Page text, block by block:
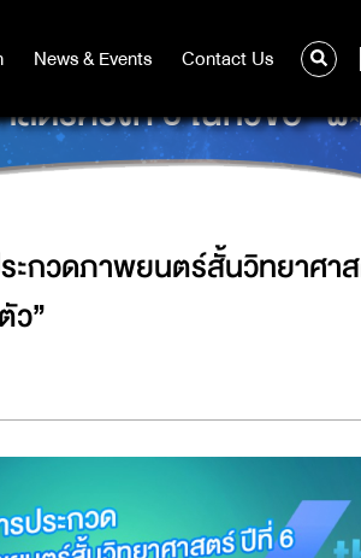
News & Events Contact Us
News & Events Contact Us
ตร์ครั้งที่ 6 ในหัวข้อ “
ะกวดภาพยนตร์สั้นวิทยาศา
ว”